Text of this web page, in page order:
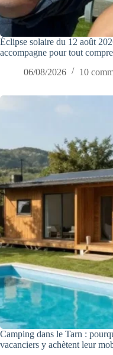
Éclipse solaire du 12 août
accompagne pour tout
06/08/2026
10
Camping dans le Tarn :
vacanciers y achètent leur